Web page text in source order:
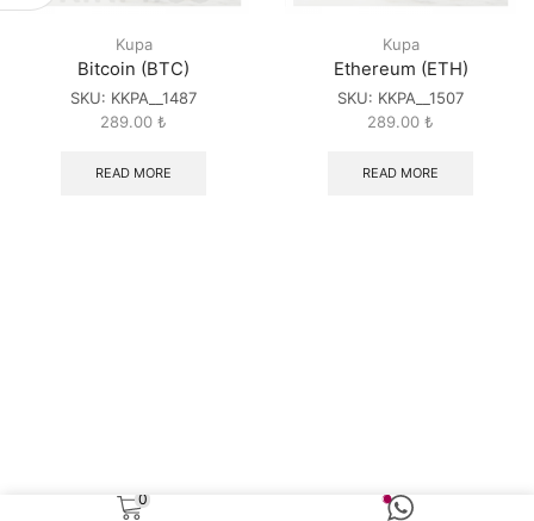
Kupa
Bitcoin (BTC)
SKU: KKPA__1487
289.00 ₺
READ MORE
Kupa
Ethereum (ETH)
SKU: KKPA__1507
289.00 ₺
READ MORE
0